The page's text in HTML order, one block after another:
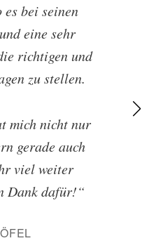
es bei seinen
eine sehr
richtigen und
zu stellen.
mich nicht nur
gerade auch
viel weiter
Dank dafür!“